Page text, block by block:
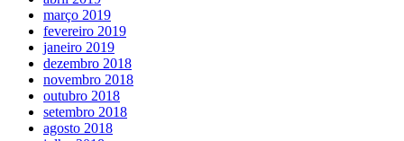
março 2019
fevereiro 2019
janeiro 2019
dezembro 2018
novembro 2018
outubro 2018
setembro 2018
agosto 2018